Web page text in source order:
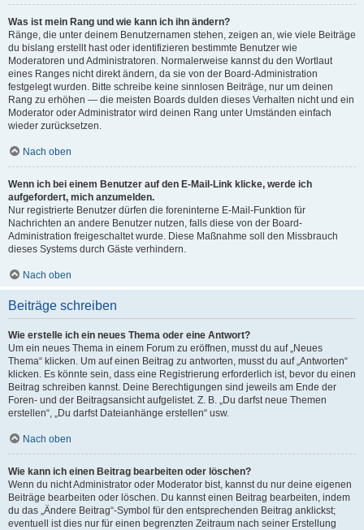
Was ist mein Rang und wie kann ich ihn ändern?
Ränge, die unter deinem Benutzernamen stehen, zeigen an, wie viele Beiträge
du bislang erstellt hast oder identifizieren bestimmte Benutzer wie
Moderatoren und Administratoren. Normalerweise kannst du den Wortlaut
eines Ranges nicht direkt ändern, da sie von der Board-Administration
festgelegt wurden. Bitte schreibe keine sinnlosen Beiträge, nur um deinen
Rang zu erhöhen — die meisten Boards dulden dieses Verhalten nicht und ein
Moderator oder Administrator wird deinen Rang unter Umständen einfach
wieder zurücksetzen.
Nach oben
Wenn ich bei einem Benutzer auf den E-Mail-Link klicke, werde ich
aufgefordert, mich anzumelden.
Nur registrierte Benutzer dürfen die foreninterne E-Mail-Funktion für
Nachrichten an andere Benutzer nutzen, falls diese von der Board-
Administration freigeschaltet wurde. Diese Maßnahme soll den Missbrauch
dieses Systems durch Gäste verhindern.
Nach oben
Beiträge schreiben
Wie erstelle ich ein neues Thema oder eine Antwort?
Um ein neues Thema in einem Forum zu eröffnen, musst du auf „Neues
Thema“ klicken. Um auf einen Beitrag zu antworten, musst du auf „Antworten“
klicken. Es könnte sein, dass eine Registrierung erforderlich ist, bevor du einen
Beitrag schreiben kannst. Deine Berechtigungen sind jeweils am Ende der
Foren- und der Beitragsansicht aufgelistet. Z. B. „Du darfst neue Themen
erstellen“, „Du darfst Dateianhänge erstellen“ usw.
Nach oben
Wie kann ich einen Beitrag bearbeiten oder löschen?
Wenn du nicht Administrator oder Moderator bist, kannst du nur deine eigenen
Beiträge bearbeiten oder löschen. Du kannst einen Beitrag bearbeiten, indem
du das „Ändere Beitrag“-Symbol für den entsprechenden Beitrag anklickst;
eventuell ist dies nur für einen begrenzten Zeitraum nach seiner Erstellung